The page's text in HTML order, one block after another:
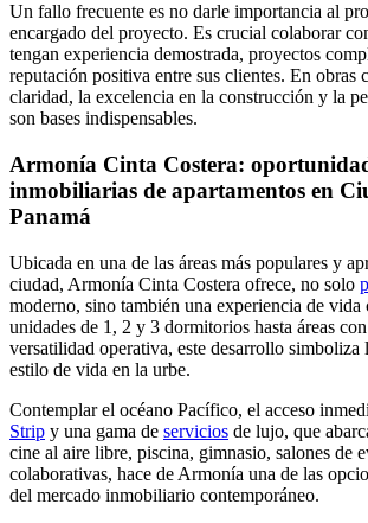
Un fallo frecuente es no darle importancia al
encargado del proyecto. Es crucial colaborar
tengan experiencia demostrada, proyectos
reputación positiva entre sus clientes. En obras
claridad, la excelencia en la construcción y la
son bases indispensables.
Armonía Cinta Costera:
inmobiliarias de apartamentos en
Panamá
Ubicada en una de las áreas más populares y
ciudad, Armonía Cinta Costera ofrece, no solo
moderno, sino también una experiencia de vida
unidades de 1, 2 y 3 dormitorios hasta áreas
versatilidad operativa, este desarrollo simboliza
estilo de vida en la urbe.
Contemplar el océano Pacífico, el acceso
Strip y una gama de servicios de lujo, que
cine al aire libre, piscina, gimnasio, salones de
colaborativas, hace de Armonía una de las
del mercado inmobiliario contemporáneo.